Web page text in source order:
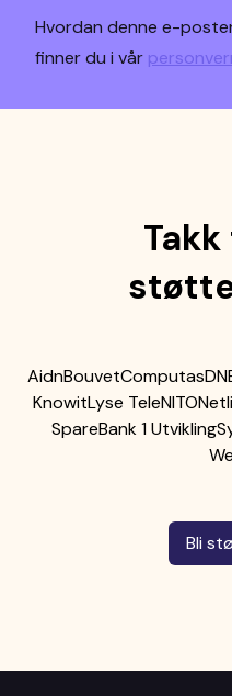
Hvordan denne e-
finner du i vår
AidnBouvetComputas
KnowitLyse TeleNITO
SpareBank 1 Utvikling
Bli